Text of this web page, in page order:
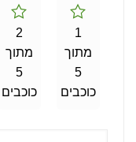
1
מתוך
5
כוכבים
2
מתוך
5
כוכבים